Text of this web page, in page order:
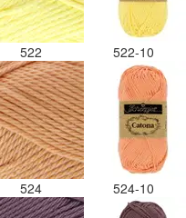
522 522-10
524 524-10